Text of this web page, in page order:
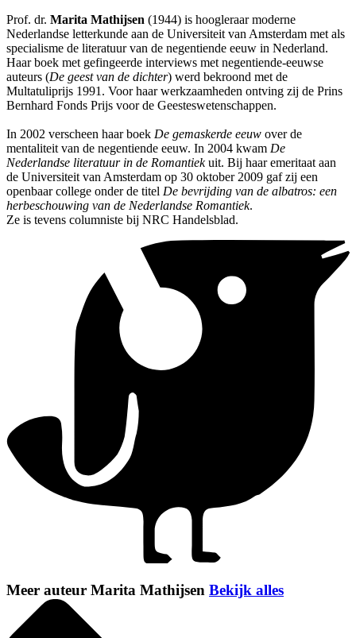
Prof. dr. Marita Mathijsen (1944) is hoogleraar moderne
Nederlandse letterkunde aan de Universiteit van Amsterdam met als
specialisme de literatuur van de negentiende eeuw in Nederland.
Haar boek met gefingeerde interviews met negentiende-eeuwse
auteurs (De geest van de dichter) werd bekroond met de
Multatuliprijs 1991. Voor haar werkzaamheden ontving zij de Prins
Bernhard Fonds Prijs voor de Geesteswetenschappen.
In 2002 verscheen haar boek De gemaskerde eeuw over de
mentaliteit van de negentiende eeuw. In 2004 kwam De
Nederlandse literatuur in de Romantiekuit. Bij haar emeritaat aan
de Universiteit van Amsterdam op 30 oktober 2009 gaf zij een
openbaar college onder de titel De bevrijding van de albatros: een
herbeschouwing van de Nederlandse Romantiek.
Ze is tevens columniste bij NRC Handelsblad.
Meer auteur Marita Mathijsen Bekijk alles